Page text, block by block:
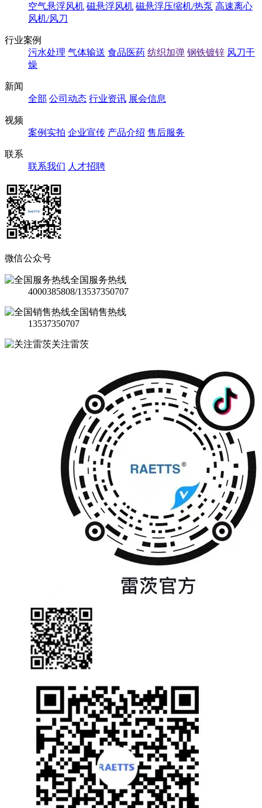
空气悬浮风机 磁悬浮风机 磁悬浮压缩机/热泵 高速离心
风机/风刀
行业案例
污水处理 气体输送 食品医药 纺织加弹 钢铁镀锌 风刀干
燥
新闻
全部 公司动态 行业资讯 展会信息
视频
案例实拍 企业宣传 产品介绍 售后服务
联系
联系我们 人才招聘
微信公众号
全国服务热线
4000385808/13537350707
全国销售热线
13537350707
关注雷茨